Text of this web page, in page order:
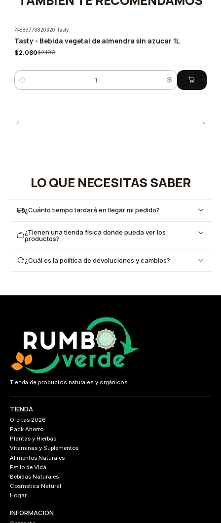
-5%
74889776820320 Tasty
Tasty - Bebida vegetal de almendra sin azucar 1L
$2.080$2.190
Cantidad
LO QUE NECESITAS SABER
¿Cuánto tiempo tardará en llegar mi pedido?
¿Tienen una tienda física donde pueda ver los
productos?
¿Cuál es la política de devoluciones y cambios?
Tienda de productos naturales y orgánicos.
TIENDA
Ofertas 2026
Pack Ahorro
Plantas y Hierbas
Vitaminas y Suplementos
Alimentos Naturales
Estilo de Vida
Bebidas Naturales
Cosmética Natural
Hogar
INFORMACIÓN